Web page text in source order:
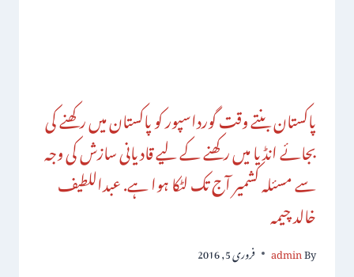
پاکستان بنتے وقت گورداسپور کو پاکستان میں رکھنے کی
بجائے انڈیا میں رکھنے کے لیے قادیانی سازش کی وجہ
سے مسئلہ کشمیر آج تک لٹکا ہوا ہے. عبداللطیف
خالد چیمہ
By
admin فروری 5, 2016